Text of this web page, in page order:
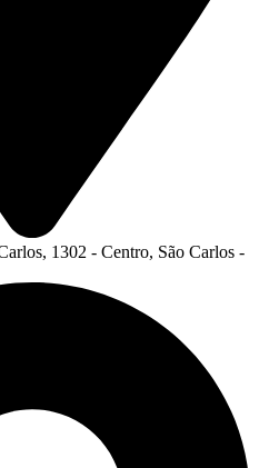
1302 - Centro, São Carlos -